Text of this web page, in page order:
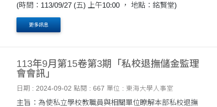
(時間：113/09/27 (五) 上午10:00 ， 地點：銘賢堂)
更多訊息
113年9月第15卷第3期「私校退撫儲金監理
會會訊」
日期 : 2024-09-02 點閱 : 667 單位 : 東海大學人事室
主旨：為使私立學校教職員與相關單位瞭解本部私校退撫